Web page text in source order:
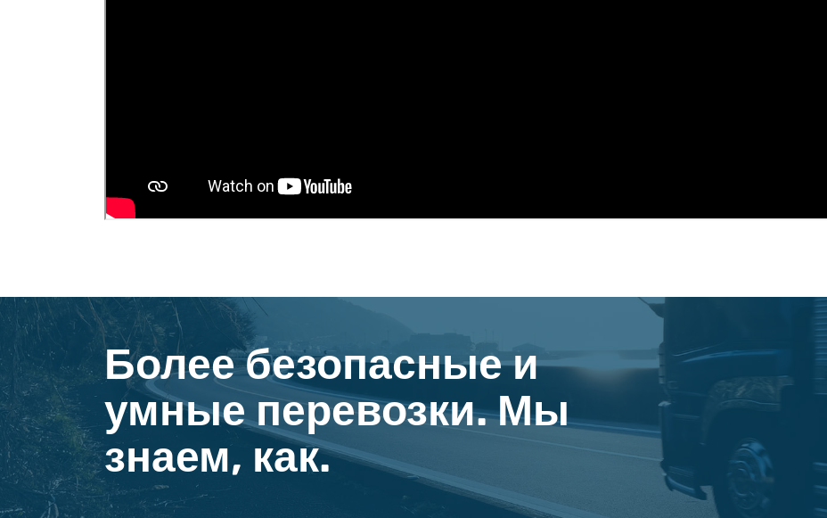
Более безопасные и
умные перевозки. Мы
знаем, как.